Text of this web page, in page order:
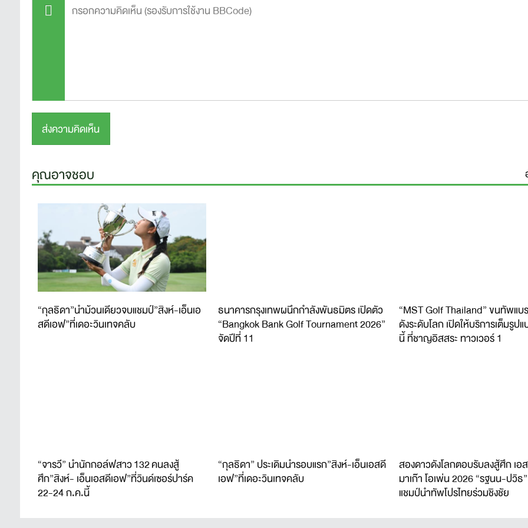
คุณอาจชอบ
“กุลธิดา”นำม้วนเดียวจบแชมป์”สิงห์-เอ็นเอ
สดีเอฟ”ที่เดอะวินเทจคลับ
ธนาคารกรุงเทพผนึกกำลังพันธมิตร เปิดตัว
“Bangkok Bank Golf Tournament 2026”
จัดปีที่ 11
“MST Golf Thailand” ขนทัพแ
ดังระดับโลก เปิดให้บริการเต็มรูป
นี้ ที่ชาญอิสสระ ทาวเวอร์ 1
“จารวี” นำนักกอล์ฟสาว 132 คนลงสู้
ศึก”สิงห์- เอ็นเอสดีเอฟ”ที่วินด์เซอร์ปาร์ค
22-24 ก.ค.นี้
“กุลธิดา” ประเดิมนำรอบแรก”สิงห์-เอ็นเอสดี
เอฟ”ที่เดอะวินเทจคลับ
สองดาวดังโลกตอบรับลงสู้ศึก เอส
มาเก๊า โอเพ่น 2026 “รฐนน-ปวิธ
แชมป์นำทัพโปรไทยร่วมชิงชัย